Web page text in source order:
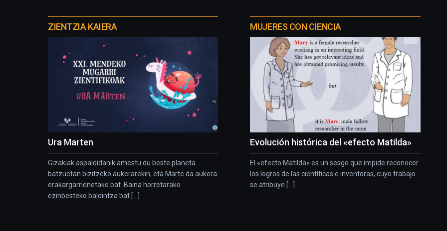
proyectos
ZIENTZIA KAIERA
Ura Marten
Gizakiak aspaldidanik amestu du beste planeta
batzuetan bizitzeko aukerarekin, eta Marte da aukera
erakargarrienetako bat. Baina horretarako
ezinbesteko baldintza bat [...]
MUJERES CON CIENCIA
Evolución histórica del «efecto Matilda»
El «efecto Matilda» es un sesgo que impide reconocer
los logros de las científicas e inventoras, cuyo trabajo
se atribuye [...]